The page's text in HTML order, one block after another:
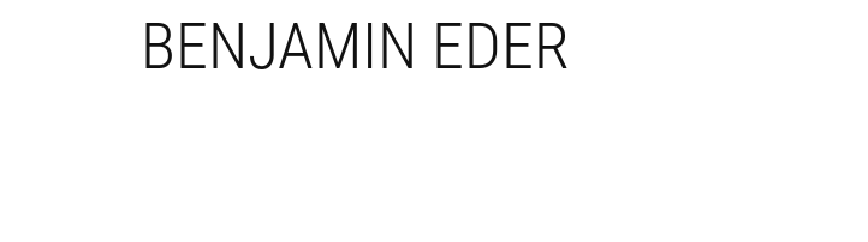
BENJAMIN EDER